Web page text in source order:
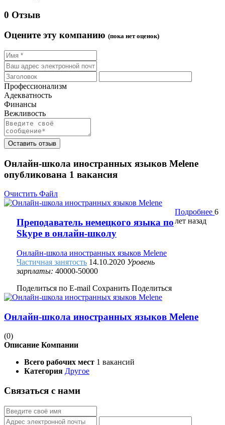
0 Отзыв
Оцените эту компанию (пока нет оценок)
Профессионализм
Адекватность
Финансы
Вежливость
Оставить отзыв
Онлайн-школа иностранных языков Melene
опубликована 1 вакансия
Очистить Файл
Преподаватель немецкого языка по
Skype в онлайн-школу
Онлайн-школа иностранных языков Melene
Частичная занятость 14.10.2020 Уровень
зарплаты: 40000-50000
Поделиться по E-mail Сохранить Поделиться
Подробнее6
лет назад
Онлайн-школа иностранных языков Melene
(0)
Описание Компании
Всего рабочих мест 1 вакансий
Категория Другое
Связаться с нами